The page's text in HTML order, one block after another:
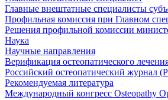
Главные внештатные специалисты
Профильная комиссия при Главном
Решения профильной комиссии
Наука
Научные направления
Верификация остеопатического
Российский остеопатический журнал
Рекомендуемая литература
Международный конгресс Osteopathy